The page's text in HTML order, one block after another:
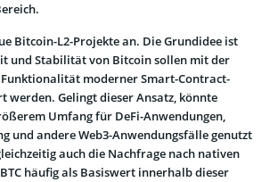
Bitcoin-L2-Projekte an. Die Grundidee ist
und Stabilität von Bitcoin sollen mit der
moderner Smart-Contract-
werden. Gelingt dieser Ansatz, könnte
Umfang für DeFi-Anwendungen,
und andere Web3-Anwendungsfälle genutzt
auch die Nachfrage nach nativen
häufig als Basiswert innerhalb dieser